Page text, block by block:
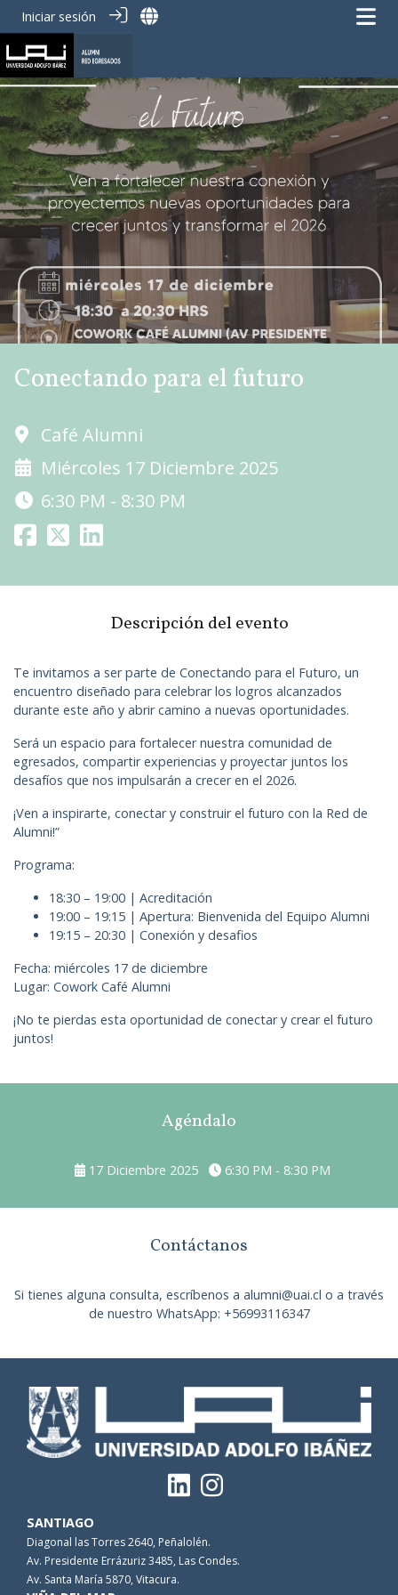
Iniciar sesión
Conectando para el futuro
Café Alumni
Miércoles 17 Diciembre 2025
6:30 PM - 8:30 PM
Descripción del evento
Te invitamos a ser parte de Conectando para el Futuro, un
encuentro diseñado para celebrar los logros alcanzados
durante este año y abrir camino a nuevas oportunidades.
Será un espacio para fortalecer nuestra comunidad de
egresados, compartir experiencias y proyectar juntos los
desafíos que nos impulsarán a crecer en el 2026.
¡Ven a inspirarte, conectar y construir el futuro con la Red de
Alumni!”
Programa:
18:30 – 19:00 | Acreditación
19:00 – 19:15 | Apertura: Bienvenida del Equipo Alumni
19:15 – 20:30 | Conexión y desafios
Fecha: miércoles 17 de diciembre
Lugar: Cowork Café Alumni
¡No te pierdas esta oportunidad de conectar y crear el futuro
juntos!
Agéndalo
17 Diciembre 2025 6:30 PM - 8:30 PM
Contáctanos
Si tienes alguna consulta, escríbenos a alumni@uai.cl o a través
de nuestro WhatsApp: +56993116347
SANTIAGO
Diagonal las Torres 2640, Peñalolén.
Av. Presidente Errázuriz 3485, Las Condes.
Av. Santa María 5870, Vitacura.